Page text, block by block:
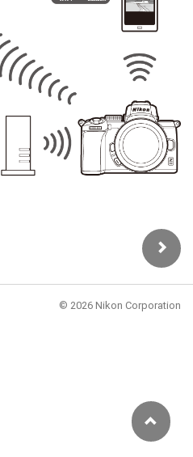
© 2026 Nikon Corporation